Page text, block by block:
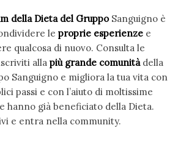
della Dieta del GruppoSanguigno è
leproprie esperienze e
qualcosa di nuovo. Consulta le
alla più grande comunitàdella
Sanguigno e migliora la tua vita con
passi e con l’aiuto di moltissime
hanno già beneficiato della Dieta.
e entra nella community.